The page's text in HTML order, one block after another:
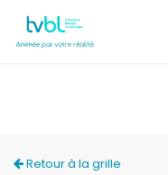
Retour à la grille